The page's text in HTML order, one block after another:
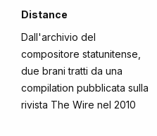
Distance
Dall'archivio del
compositore statunitense,
due brani tratti da una
compilation pubblicata sulla
rivista The Wire nel 2010